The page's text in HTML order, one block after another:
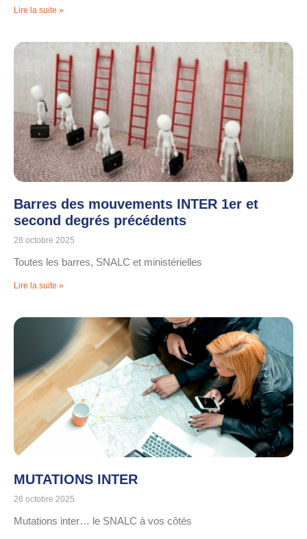
Lire la suite »
Barres des mouvements INTER 1er et
second degrés précédents
28 octobre 2025
Toutes les barres, SNALC et ministérielles
Lire la suite »
MUTATIONS INTER
28 octobre 2025
Mutations inter… le SNALC à vos côtés